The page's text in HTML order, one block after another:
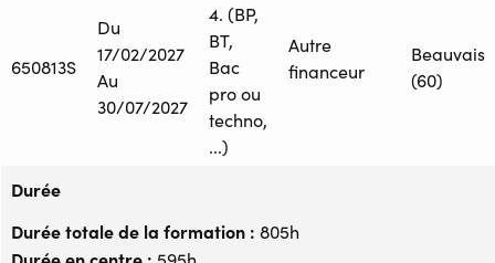
650813S
Du
17/02/2027
Au
30/07/2027
4. (BP,
BT,
Bac
pro ou
techno,
...)
Autre
financeur
Beauvais
(60)
Durée
Durée totale de la formation : 805h